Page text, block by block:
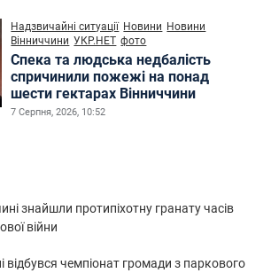
Надзвичайні ситуації Новини Новини
Вінниччини УКР.НЕТ фото
Спека та людська недбалість
спричинили пожежі на понад
шести гектарах Вінниччини
7 Серпня, 2026, 10:52
знайшли протипіхотну гранату часів
війни
відбувся чемпіонат громади з паркового